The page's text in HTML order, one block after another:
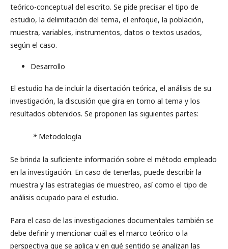
teórico-conceptual del escrito. Se pide precisar el tipo de
estudio, la delimitación del tema, el enfoque, la población,
muestra, variables, instrumentos, datos o textos usados,
según el caso.
Desarrollo
El estudio ha de incluir la disertación teórica, el análisis de su
investigación, la discusión que gira en torno al tema y los
resultados obtenidos. Se proponen las siguientes partes:
* Metodología
Se brinda la suficiente información sobre el método empleado
en la investigación. En caso de tenerlas, puede describir la
muestra y las estrategias de muestreo, así como el tipo de
análisis ocupado para el estudio.
Para el caso de las investigaciones documentales también se
debe definir y mencionar cuál es el marco teórico o la
perspectiva que se aplica y en qué sentido se analizan las